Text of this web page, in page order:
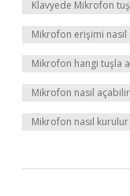
Klavyede Mikrofon
Mikrofon erişimi
Mikrofon hangi tuşla
Mikrofon nasıl
Mikrofon nasıl